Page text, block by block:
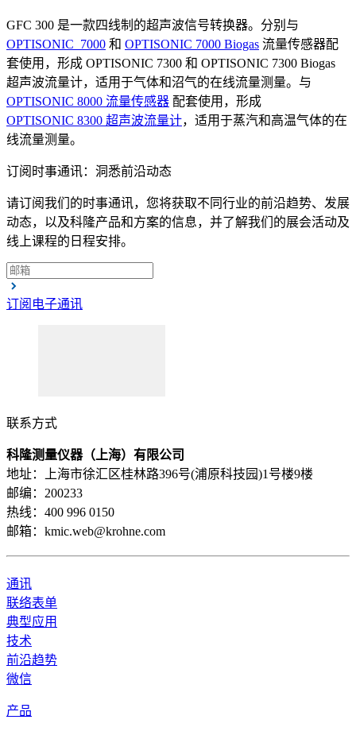
GFC 300 是一款四线制的超声波信号转换器。分别与
OPTISONIC 7000 和 OPTISONIC 7000 Biogas 流量传感器配
套使用，形成 OPTISONIC 7300 和 OPTISONIC 7300 Biogas
超声波流量计，适用于气体和沼气的在线流量测量。与
OPTISONIC 8000 流量传感器 配套使用，形成
OPTISONIC 8300 超声波流量计，适用于蒸汽和高温气体的在
线流量测量。
订阅时事通讯：洞悉前沿动态
请订阅我们的时事通讯，您将获取不同行业的前沿趋势、发展
动态，以及科隆产品和方案的信息，并了解我们的展会活动及
线上课程的日程安排。
订阅电子通讯
联系方式
科隆测量仪器（上海）有限公司
地址：上海市徐汇区桂林路396号(浦原科技园)1号楼9楼
邮编：200233
热线：400 996 0150
邮箱：kmic.web@krohne.com
通讯
联络表单
典型应用
技术
前沿趋势
微信
产品